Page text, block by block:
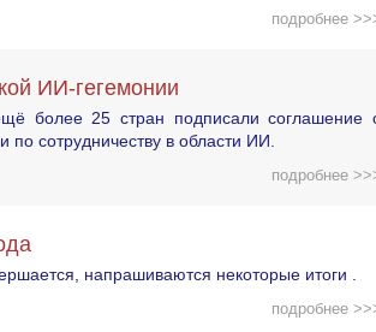
подробнее
ИИ-гегемонии
более 25 стран подписали соглашение
сотрудничеству в области ИИ.
подробнее
напрашиваются некоторые итоги .
подробнее